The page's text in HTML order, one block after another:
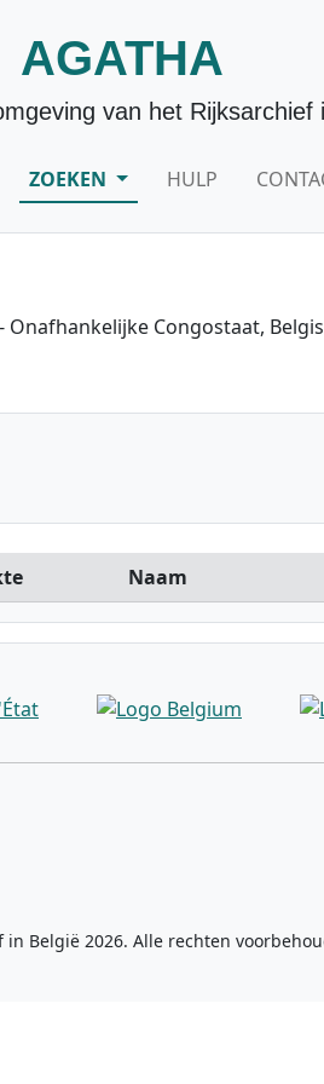
AGATHA
van het Rijksarchief
ZOEKEN HULP
Onafhankelijke Congostaat,
Naam
België 2026. Alle rechten